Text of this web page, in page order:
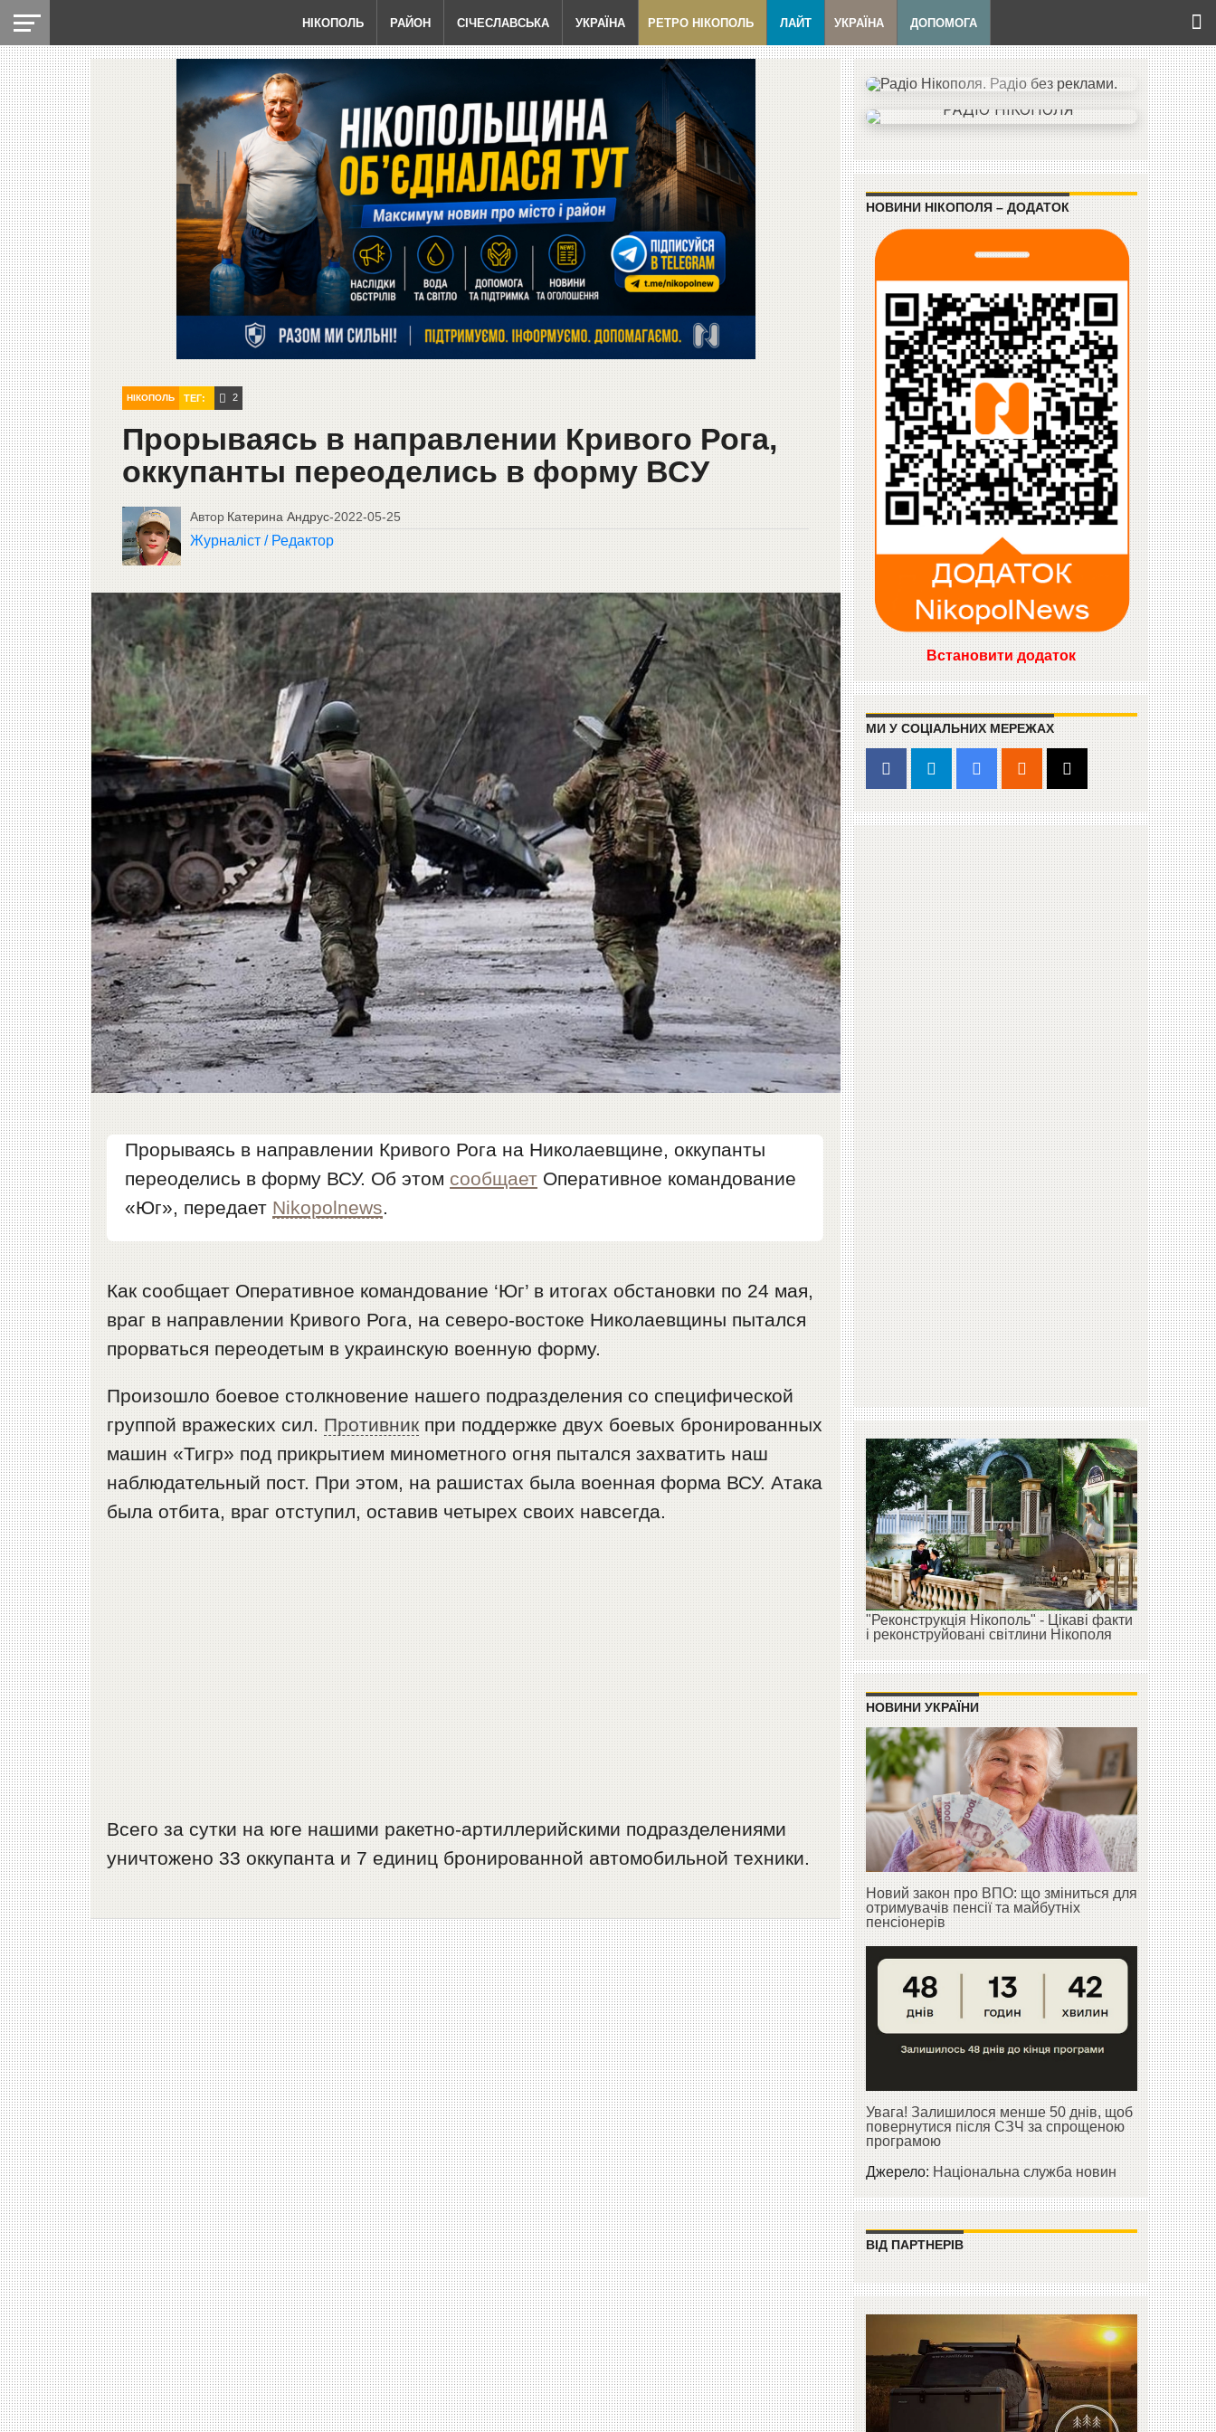
НІКОПОЛЬ РАЙОН СІЧЕСЛАВСЬКА УКРАЇНА РЕТРО НІКОПОЛЬ ЛАЙТ УКРАЇНА ДОПОМОГА
НІКОПОЛЬ ТЕГ: 2
Прорываясь в направлении Кривого Рога,
оккупанты переоделись в форму ВСУ
Автор Катерина Андрус-2022-05-25
Журналіст / Редактор
Прорываясь в направлении Кривого Рога на Николаевщине, оккупанты
переоделись в форму ВСУ. Об этом сообщает Оперативное командование
«Юг», передает Nikopolnews.
Как сообщает Оперативное командование ‘Юг’ в итогах обстановки по 24 мая,
враг в направлении Кривого Рога, на северо-востоке Николаевщины пытался
прорваться переодетым в украинскую военную форму.
Произошло боевое столкновение нашего подразделения со специфической
группой вражеских сил. Противник при поддержке двух боевых бронированных
машин «Тигр» под прикрытием минометного огня пытался захватить наш
наблюдательный пост. При этом, на рашистах была военная форма ВСУ. Атака
была отбита, враг отступил, оставив четырех своих навсегда.
Всего за сутки на юге нашими ракетно-артиллерийскими подразделениями
уничтожено 33 оккупанта и 7 единиц бронированной автомобильной техники.
НОВИНИ НІКОПОЛЯ – ДОДАТОК
Встановити додаток
МИ У СОЦІАЛЬНИХ МЕРЕЖАХ
"Реконструкція Нікополь" - Цікаві факти
і реконструйовані світлини Нікополя
НОВИНИ УКРАЇНИ
Новий закон про ВПО: що зміниться для
отримувачів пенсії та майбутніх
пенсіонерів
Увага! Залишилося менше 50 днів, щоб
повернутися після СЗЧ за спрощеною
програмою
Джерело:Національна служба новин
ВІД ПАРТНЕРІВ